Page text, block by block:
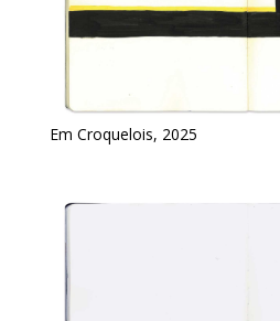
Em Croquelois, 2025